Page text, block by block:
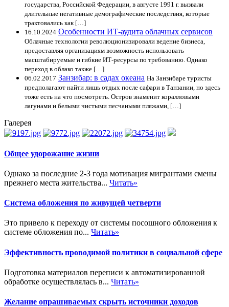
государства, Российской Федерации, в августе 1991 г. вызвали
длительные негативные демографические последствия, которые
трактовались как […]
16.10.2024 Особенности ИТ-аудита облачных сервисов
Облачные технологии революционизировали ведение бизнеса,
предоставляя организациям возможность использовать
масштабируемые и гибкие ИТ-ресурсы по требованию. Однако
переход в облако также […]
06.02.2017 Занзибар: в садах океана На Занзибаре туристы
предполагают найти лишь отдых после сафари в Танзании, но здесь
тоже есть на что посмотреть. Остров знаменит коралловыми
лагунами и белыми чистыми песчаными пляжами, […]
Галерея
Общее удорожание жизни
Однако за последние 2-3 года мотивация мигрантами смены
прежнего места жительства... Читать»
Система обложения по живущей четверти
Это привело к переходу от системы посошного обложения к
системе обложения по... Читать»
Эффективность проводимой политики в социальной сфере
Подготовка материалов переписи к автоматизированной
обработке осуществлялась в... Читать»
Желание опрашиваемых скрыть источники доходов